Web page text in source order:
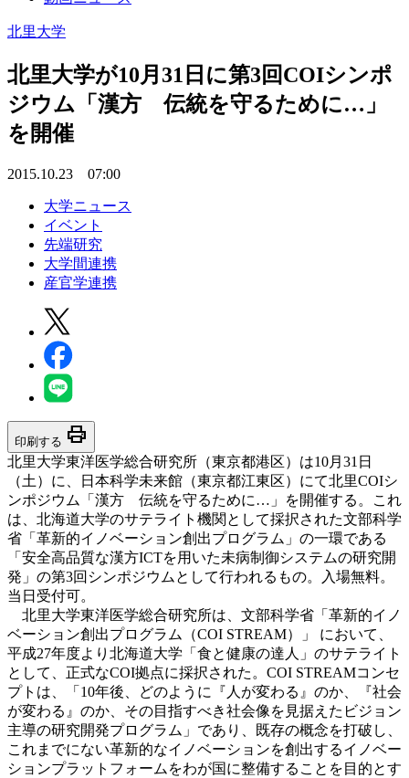
北里大学
北里大学が10月31日に第3回COIシンポ
ジウム「漢方 伝統を守るために…」
を開催
2015.10.23 07:00
大学ニュース
イベント
先端研究
大学間連携
産官学連携
印刷する print
北里大学東洋医学総合研究所（東京都港区）は10月31日
（土）に、日本科学未来館（東京都江東区）にて北里COIシ
ンポジウム「漢方 伝統を守るために…」を開催する。これ
は、北海道大学のサテライト機関として採択された文部科学
省「革新的イノベーション創出プログラム」の一環である
「安全高品質な漢方ICTを用いた未病制御システムの研究開
発」の第3回シンポジウムとして行われるもの。入場無料。
当日受付可。
北里大学東洋医学総合研究所は、文部科学省「革新的イノ
ベーション創出プログラム（COI STREAM）」 において、
平成27年度より北海道大学「食と健康の達人」のサテライト
として、正式なCOI拠点に採択された。COI STREAMコンセ
プトは、「10年後、どのように『人が変わる』のか、『社会
が変わる』のか、その目指すべき社会像を見据えたビジョン
主導の研究開発プログラム」であり、既存の概念を打破し、
これまでにない革新的なイノベーションを創出するイノベー
ションプラットフォームをわが国に整備することを目的とす